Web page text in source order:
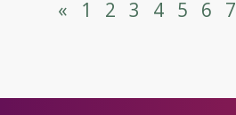
« 1 2 3 4 5 6 7